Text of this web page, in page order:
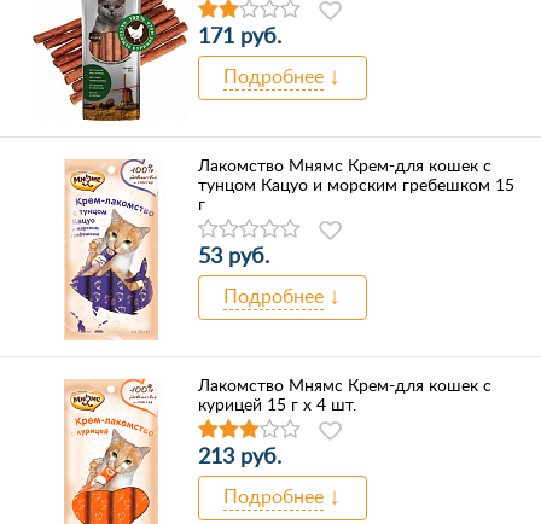
171 руб.
Подробнее
Лакомство Мнямс Крем-для кошек с
тунцом Кацуо и морским гребешком 15
г
53 руб.
Подробнее
Лакомство Мнямс Крем-для кошек с
курицей 15 г х 4 шт.
213 руб.
Подробнее